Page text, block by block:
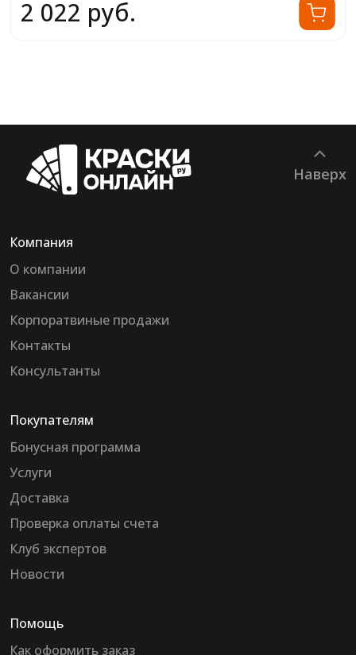
2 022 руб.
Наверх
Компания
О компании
Вакансии
Корпоратвиные продажи
Контакты
Консультанты
Покупателям
Бонусная программа
Услуги
Доставка
Проверка оплаты счета
Клуб экспертов
Новости
Помощь
Как оформить заказ